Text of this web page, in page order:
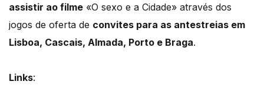
assistir ao filme «O sexo e a Cidade» através dos
jogos de oferta de convites para as antestreias em
Lisboa, Cascais, Almada, Porto e Braga.
Links: